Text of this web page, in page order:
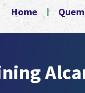
Home